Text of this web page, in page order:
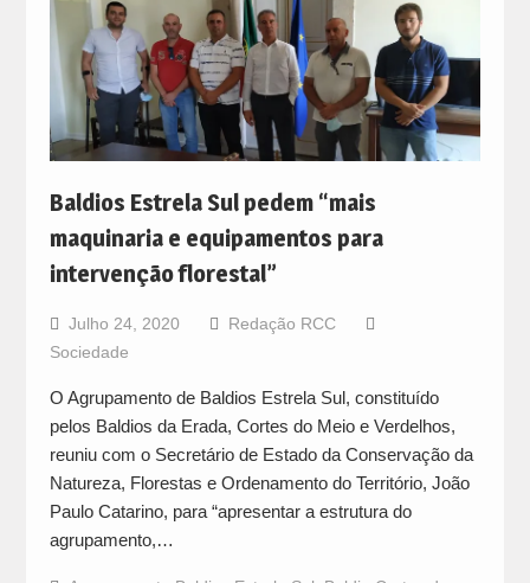
Baldios Estrela Sul pedem “mais
maquinaria e equipamentos para
intervenção florestal”
Julho 24, 2020
Redação RCC
Sociedade
O Agrupamento de Baldios Estrela Sul, constituído
pelos Baldios da Erada, Cortes do Meio e Verdelhos,
reuniu com o Secretário de Estado da Conservação da
Natureza, Florestas e Ordenamento do Território, João
Paulo Catarino, para “apresentar a estrutura do
agrupamento,…